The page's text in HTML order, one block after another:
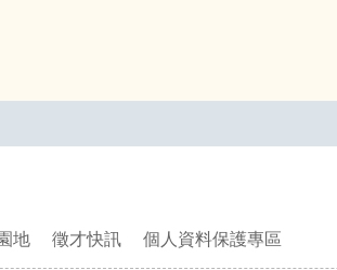
地 徵才快訊 個人資料保護專區